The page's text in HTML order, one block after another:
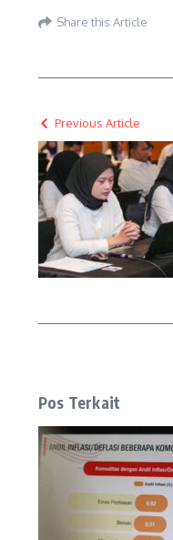
Share this Article
Previous Article
Pos Terkait